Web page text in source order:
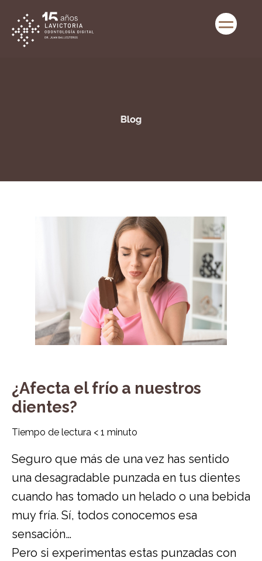
¿Afecta el frío a nuestros
dientes?
Tiempo de lectura < 1 minuto
Seguro que más de una vez has sentido
una desagradable punzada en tus dientes
cuando has tomado un helado o una bebida
muy fría. Sí, todos conocemos esa
sensación…
Pero si experimentas estas punzadas con